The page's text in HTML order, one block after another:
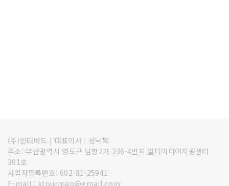
(주)인터버드 | 대표이사 : 성낙복
주소: 부산광역시 영도구 남항2가 236-4번지 멀티미디어지원센터
301호
사업자등록번호: 602-81-25941
E-mail : ktourmap@gmail.com